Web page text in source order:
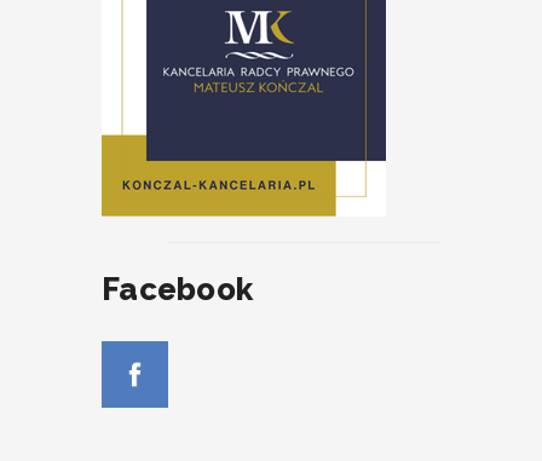
Facebook